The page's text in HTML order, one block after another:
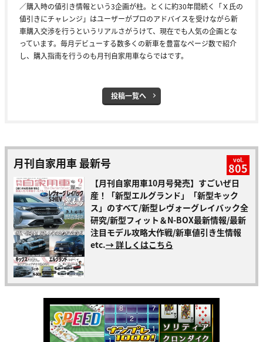
／購入時の値引き情報という3企画が柱。とくに約30年間続く「Ｘ氏の
値引きにチャレンジ」はユーザーがプロのアドバイスを受けながら新
車購入交渉を行うというリアルさがうけて、現在でも人気の企画とな
っています。毎月デビューする数多くの新車を豊富なページ数で紹介
し、購入指南を行うのも月刊自家用車ならではです。
投稿一覧へ
月刊自家用車 最新号 vol.
805
【月刊自家用車10月号発売】すごいぜ日
産！「新型エルグランド」「新型キック
ス」のすべて/新型レヴォーグレイバック全
研究/新型フィット＆N-BOX最新情報/最新
注目モデル攻略大作戦/新車値引き生情報
etc.→ 詳しくはこちら